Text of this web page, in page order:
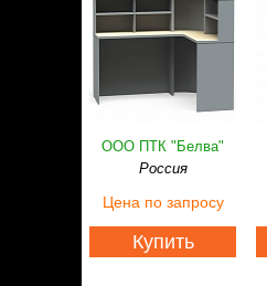
ООО ПТК "Белва"
Россия
Цена по запросу
Купить